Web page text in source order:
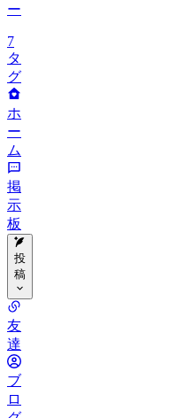
ー
7
タ
グ
ホ
ー
ム
掲
示
板
投
稿
カ
テ
ゴ
リ
ー
友
達
ブ
ロ